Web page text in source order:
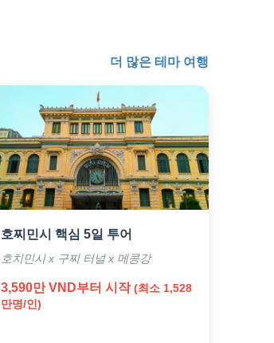
더 많은 테마 여행
호찌민시 핵심 5일 투어
호치민시 x 구찌 터널 x 메콩강
3,590만 VND부터 시작(최소 1,528
만명/인)